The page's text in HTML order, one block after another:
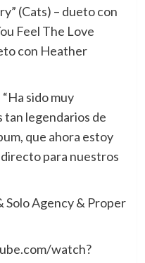
(Cats) – dueto con
Feel The Love
con Heather
sido muy
tan legendarios de
que ahora estoy
para nuestros
Solo Agency & Proper
watch?